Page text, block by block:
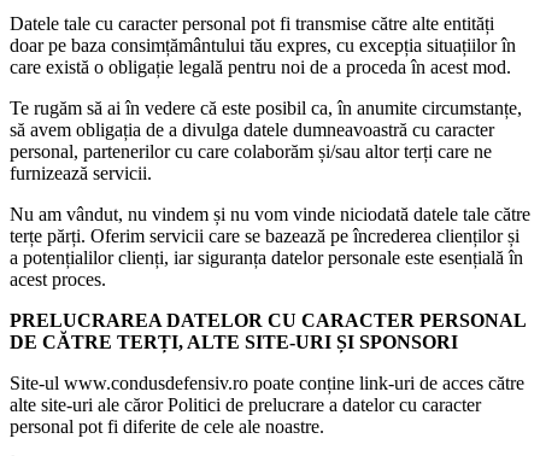
Datele tale cu caracter personal pot fi transmise către alte entități
doar pe baza consimțământului tău expres, cu excepția situațiilor în
care există o obligație legală pentru noi de a proceda în acest mod.
Te rugăm să ai în vedere că este posibil ca, în anumite circumstanțe,
să avem obligația de a divulga datele dumneavoastră cu caracter
personal, partenerilor cu care colaborăm și/sau altor terți care ne
furnizează servicii.
Nu am vândut, nu vindem și nu vom vinde niciodată datele tale către
terțe părți. Oferim servicii care se bazează pe încrederea clienților și
a potențialilor clienți, iar siguranța datelor personale este esențială în
acest proces.
PRELUCRAREA DATELOR CU CARACTER PERSONAL
DE CĂTRE TERȚI, ALTE SITE-URI ȘI SPONSORI
Site-ul www.condusdefensiv.ro poate conține link-uri de acces către
alte site-uri ale căror Politici de prelucrare a datelor cu caracter
personal pot fi diferite de cele ale noastre.